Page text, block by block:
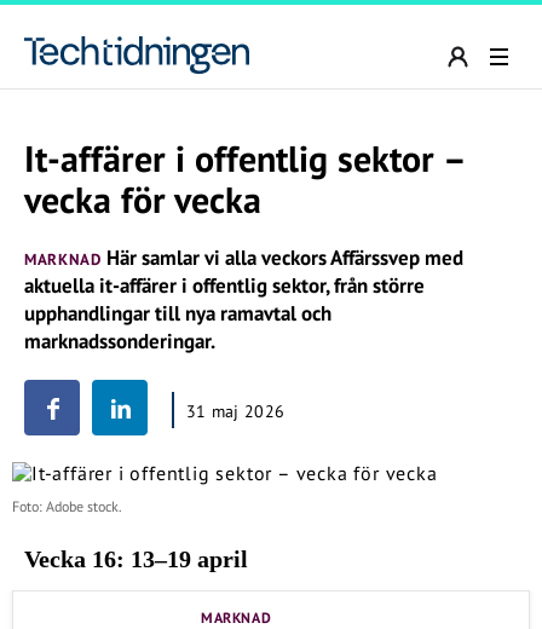
It-affärer i offentlig sektor –
vecka för vecka
MARKNAD Här samlar vi alla veckors Affärssvep med
aktuella it-affärer i offentlig sektor, från större
upphandlingar till nya ramavtal och
marknadssonderingar.
31 maj 2026
Foto: Adobe stock.
Vecka 16: 13–19 april
MARKNAD